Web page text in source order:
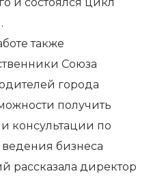
также
Союза
города
получить
консультации по
бизнеса
рассказала директор